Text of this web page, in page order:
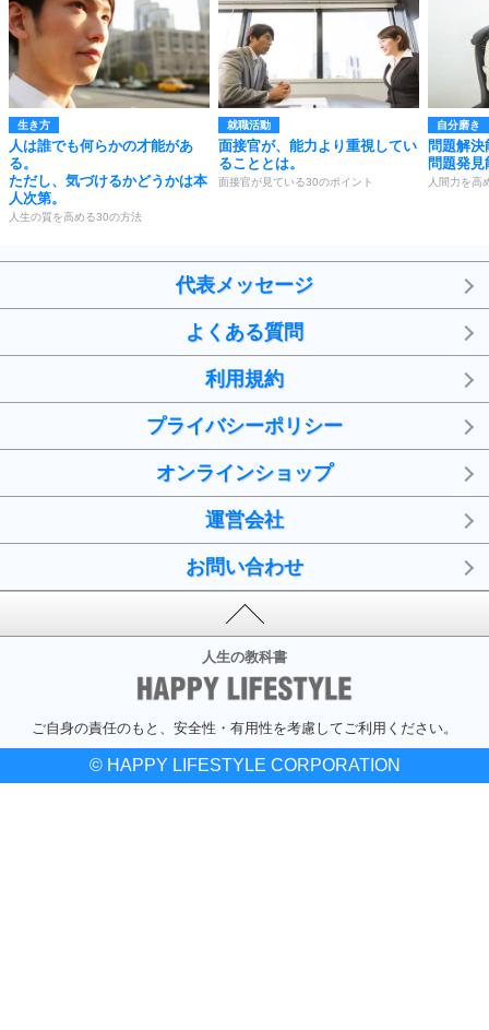
生き方
人は誰でも何らかの才能があ
る。
ただし、気づけるかどうかは本
人次第。
人生の質を高める30の方法
就職活動
面接官が、能力より重視してい
ることとは。
面接官が見ている30のポイント
自分磨き
問題解
問題発
人間力を高
代表メッセージ
よくある質問
利用規約
プライバシーポリシー
オンラインショップ
運営会社
お問い合わせ
人生の教科書
ご自身の責任のもと、安全性・有用性を考慮してご利用ください。
© HAPPY LIFESTYLE CORPORATION